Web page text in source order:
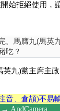
始拒絕使用，
。馬膺九(馬英
吃？
九)黨主席主
音、倉頡)不易
AndCamera